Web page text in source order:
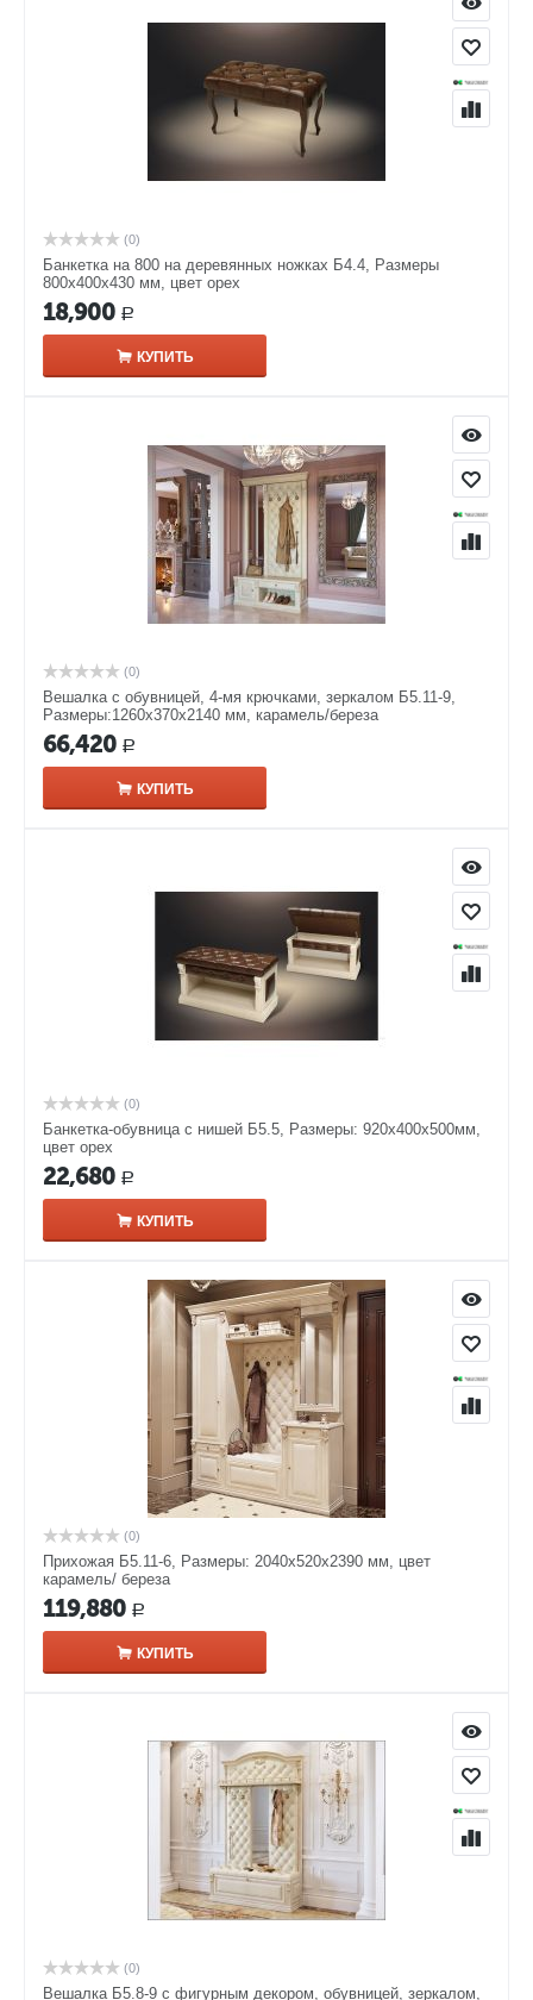
(0)
Банкетка на 800 на деревянных ножках Б4.4, Размеры
800х400х430 мм, цвет орех
18,900 Р
КУПИТЬ
(0)
Вешалка с обувницей, 4-мя крючками, зеркалом Б5.11-9,
Размеры:1260х370х2140 мм, карамель/береза
66,420 Р
КУПИТЬ
(0)
Банкетка-обувница с нишей Б5.5, Размеры: 920х400х500мм,
цвет орех
22,680 Р
КУПИТЬ
(0)
Прихожая Б5.11-6, Размеры: 2040х520х2390 мм, цвет
карамель/ береза
119,880 Р
КУПИТЬ
(0)
Вешалка Б5.8-9 с фигурным декором, обувницей, зеркалом,